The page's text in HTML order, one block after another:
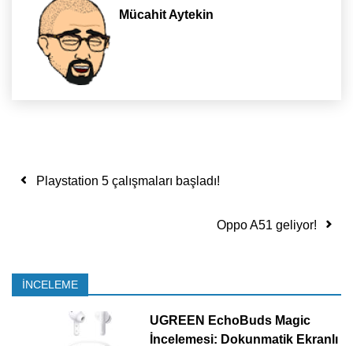
Mücahit Aytekin
Yazı dolaşımı
Playstation 5 çalışmaları başladı!
Oppo A51 geliyor!
İNCELEME
UGREEN EchoBuds Magic
İncelemesi: Dokunmatik Ekranlı